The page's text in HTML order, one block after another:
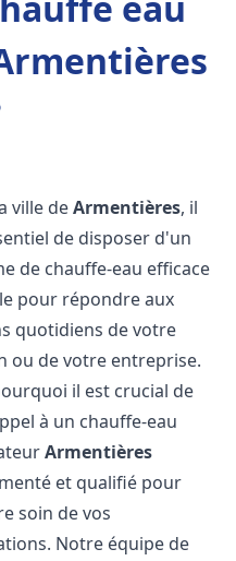
ville deArmentières, il
de disposer d'un
de chauffe-eau efficace
pour répondre aux
quotidiens de votre
ou de votre entreprise.
il est crucial de
à un chauffe-eau
Armentières
et qualifié pour
soin de vos
Notre équipe de